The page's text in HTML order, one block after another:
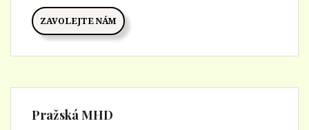
ZAVOLEJTE NÁM
Pražská MHD